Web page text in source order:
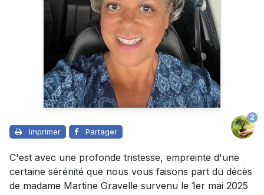
Imprimer Partager
2
C'est avec une profonde tristesse, empreinte d'une
certaine sérénité que nous vous faisons part du décès
de madame Martine Gravelle survenu le 1er mai 2025